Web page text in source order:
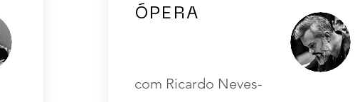
ÓPERA
com Ricardo Neves-